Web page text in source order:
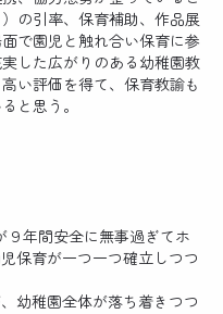
の引率、保育補助、作品展
で園児と触れ合い保育に参
した広がりのある幼稚園教
い評価を得て、保育教諭も
と思う。
９年間安全に無事過ぎてホ
保育が一つ一つ確立しつつ
幼稚園全体が落ち着きつつ